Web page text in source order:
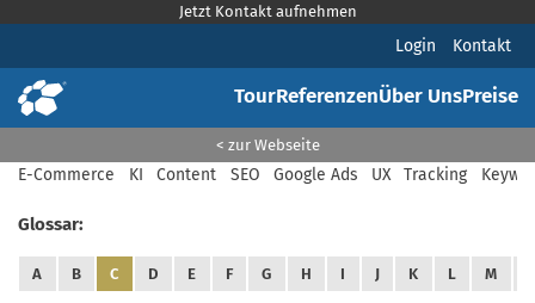
Jetzt Kontakt aufnehmen
Login Kontakt
TourReferenzenÜber UnsPreise
< zur Webseite
E-Commerce KI Content SEO Google Ads UX Tracking
Glossar:
A B C D E F G H I J K L M